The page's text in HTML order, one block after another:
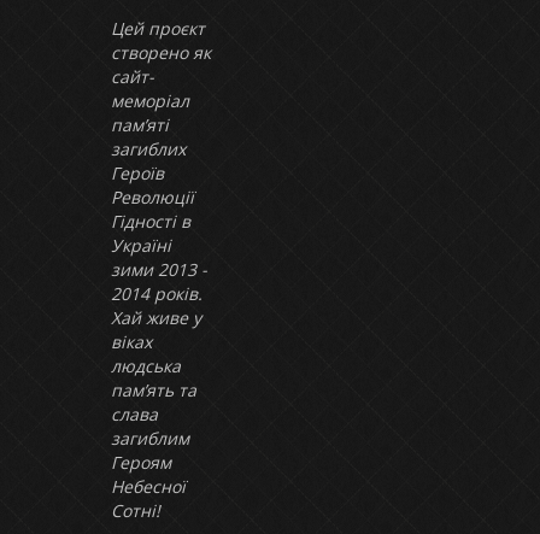
Цей проєкт
створено як
сайт-
меморіал
пам’яті
загиблих
Героїв
Революції
Гідності в
Україні
зими 2013 -
2014 років.
Хай живе у
віках
людська
пам’ять та
слава
загиблим
Героям
Небесної
Сотні!